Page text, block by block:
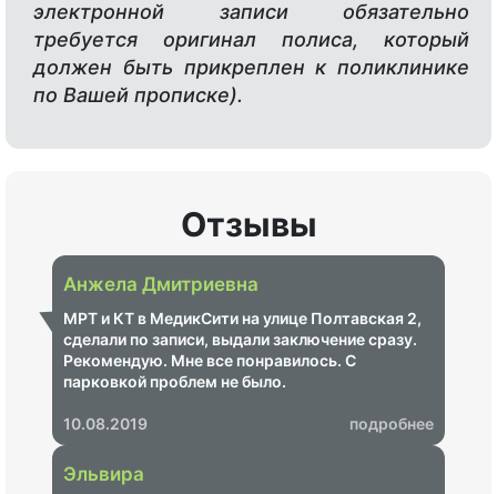
электронной записи обязательно
требуется оригинал полиса, который
должен быть прикреплен к поликлинике
по Вашей прописке).
Отзывы
Анжела Дмитриевна
МРТ и КТ в МедикСити на улице Полтавская 2,
сделали по записи, выдали заключение сразу.
Рекомендую. Мне все понравилось. С
парковкой проблем не было.
10.08.2019 подробнее
Эльвира